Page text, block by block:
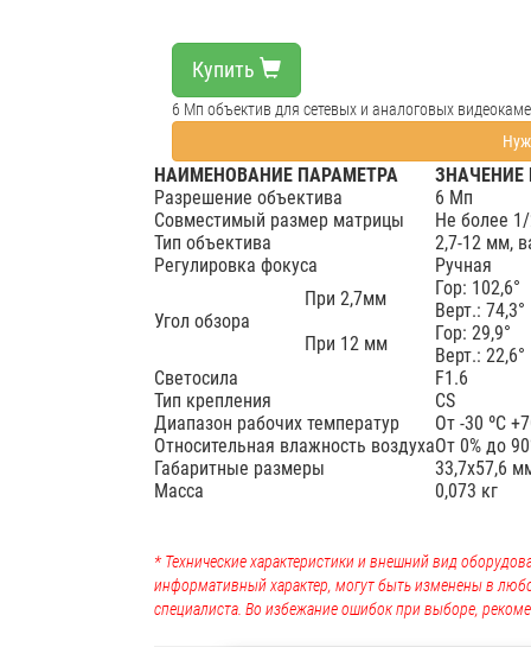
Купить
6 Мп объектив для сетевых и аналоговых
НАИМЕНОВАНИЕ ПАРАМЕТРА
ЗНАЧЕНИЕ
Разрешение объектива
6 Мп
Совместимый размер матрицы
Не более
Тип объектива
2,7-12 мм,
Регулировка фокуса
Ручная
Угол обзора
При 2,7мм
Гор: 102,6°
Верт.: 74,3°
При 12 мм
Гор: 29,9°
Верт.: 22,6°
Светосила
F1.6
Тип крепления
CS
Диапазон рабочих температур
От -30 ºC
Относительная влажность воздухаОт 0% до
Габаритные размеры
33,7х57,6
Масса
0,073 кг
* Технические характеристики и внешний вид
информативный характер, могут быть изменены в
специалиста. Во избежание ошибок при выборе,